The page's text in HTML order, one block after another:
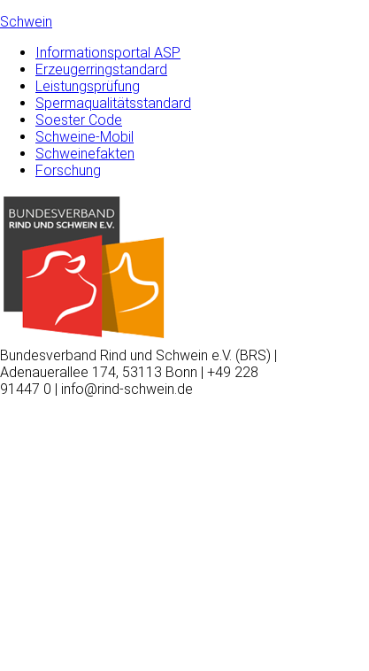
Schwein
Informationsportal ASP
Erzeugerringstandard
Leistungsprüfung
Spermaqualitätsstandard
Soester Code
Schweine-Mobil
Schweinefakten
Forschung
Bundesverband Rind und Schwein e.V. (BRS) |
Adenauerallee 174, 53113 Bonn | +49 228
91447 0 | info@rind-schwein.de